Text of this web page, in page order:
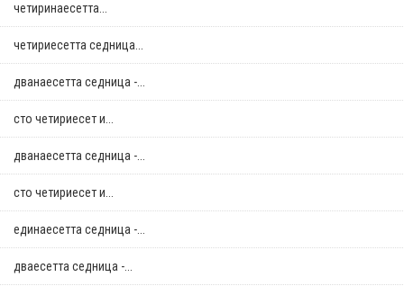
четиринаесетта...
четириесетта седница...
дванаесетта седница -...
сто четириесет и...
дванаесетта седница -...
сто четириесет и...
единаесетта седница -...
дваесетта седница -...